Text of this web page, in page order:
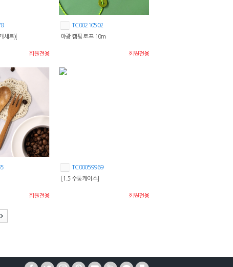
세트)]
회원전용
TC00210502
야광 캠핑 로프 10m
회원전용
회원전용
TC00059969
[1.5 수통케이스]
회원전용